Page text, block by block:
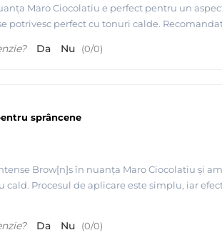
Maro Ciocolatiu e perfect pentru un
potrivesc perfect cu tonuri calde.
Da Nu (0/0)
sprâncene
Brow[n]s în nuanța Maro Ciocolatiu și
Procesul de aplicare este simplu, iar
Da Nu (0/0)